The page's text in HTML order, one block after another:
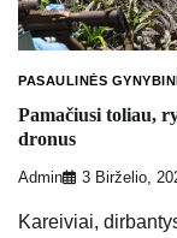
PASAULINĖS
Pamačiusi toliau,
dronus
Admin 3 Birželio,
Kareiviai,